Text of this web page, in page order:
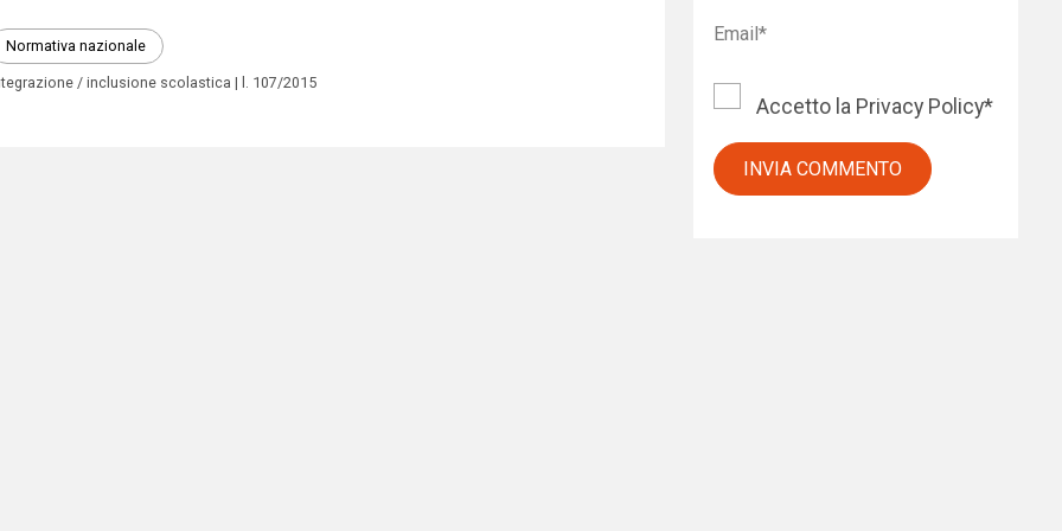
Normativa nazionale
/ inclusione scolastica l. 107/2015
Accetto la Privacy Policy*